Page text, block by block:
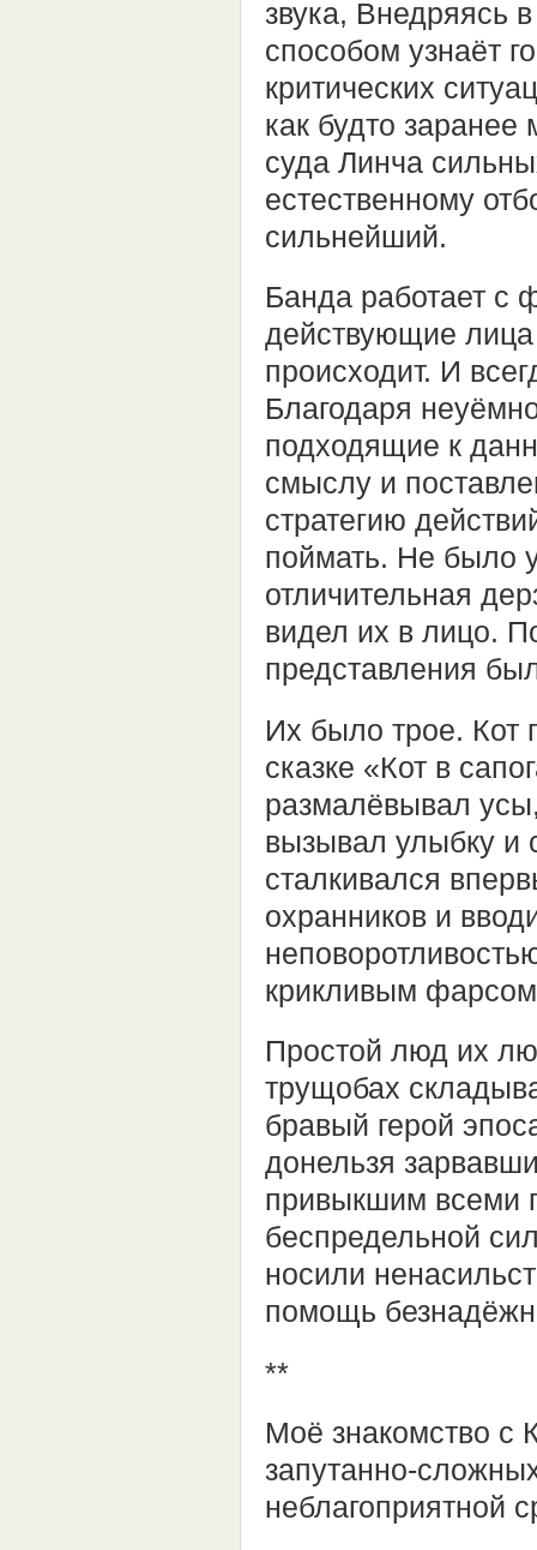
звука, Внедряясь
способом узнаёт
критических
как будто
суда Линча
естественному
сильнейший.
Банда работает с
действующие лица
происходит. И
Благодаря
подходящие к
смыслу и
стратегию
поймать. Не было
отличительная
видел их в лицо.
представления
Их было трое. Кот
сказке «Кот в
размалёвывал
вызывал улыбку и
сталкивался
охранников и
крикливым
Простой люд их
трущобах
бравый герой
донельзя
привыкшим всеми
беспредельной
носили
помощь
**
Моё знакомство с
запутанно-
неблагоприятной